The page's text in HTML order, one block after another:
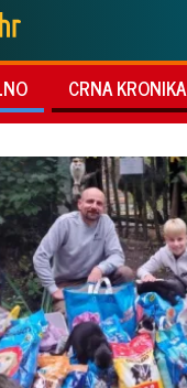
CRNA KRONIKA